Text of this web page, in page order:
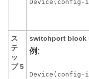
ス
テ
ッ
プ 5
switchport block
例: